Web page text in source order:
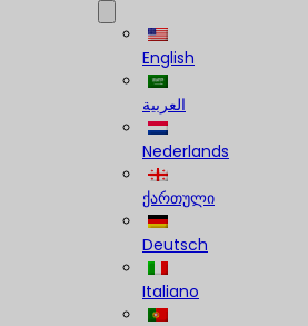
English
العربية
Nederlands
ქართული
Deutsch
Italiano